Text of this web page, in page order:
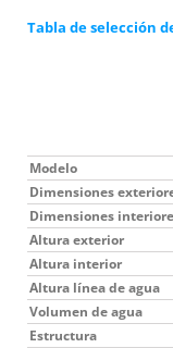
Tabla de selección
Modelo
Dimensiones
Dimensiones
Altura exterior
Altura interior
Altura línea de agua
Volumen de agua
Estructura